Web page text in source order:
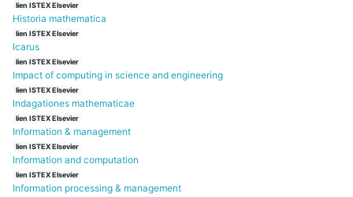
lien ISTEX Elsevier
Historia mathematica
lien ISTEX Elsevier
Icarus
lien ISTEX Elsevier
Impact of computing in science and engineering
lien ISTEX Elsevier
Indagationes mathematicae
lien ISTEX Elsevier
Information & management
lien ISTEX Elsevier
Information and computation
lien ISTEX Elsevier
Information processing & management